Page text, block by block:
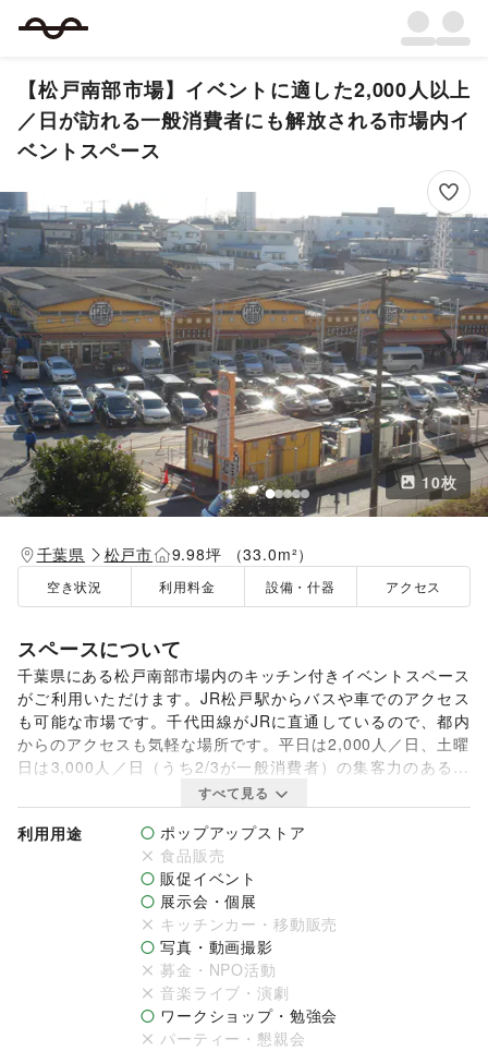
【松戸南部市場】イベントに適した2,000人以上
／日が訪れる一般消費者にも解放される市場内イ
ベントスペース
10枚
千葉県 松戸市 9.98坪 （33.0m²）
空き状況 利用料金 設備・什器 アクセス
スペースについて
千葉県にある松戸南部市場内のキッチン付きイベントスペース
がご利用いただけます。JR松戸駅からバスや車でのアクセス
も可能な市場です。千代田線がJRに直通しているので、都内
からのアクセスも気軽な場所です。平日は2,000人／日、土曜
日は3,000人／日（うち2/3が一般消費者）の集客力のある松
戸南部市場のイベントキッチまたは関連食品棟内空きスペース
でポップアップストアなど開催してみませんか？
利用用途は様々で、イベントキッチンを利用したセミナーや料
理イベントはもちろん、関連食品棟内で物販、相談会等として
利用可能です。まずはお問い合わせからご相談ください。
すべて見る
利用用途
ポップアップストア
食品販売
販促イベント
展示会・個展
キッチンカー・移動販売
写真・動画撮影
募金・NPO活動
音楽ライブ・演劇
ワークショップ・勉強会
パーティー・懇親会